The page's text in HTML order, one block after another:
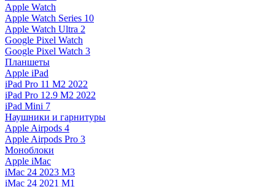
Apple Watch
Apple Watch Series 10
Apple Watch Ultra 2
Google Pixel Watch
Google Pixel Watch 3
Планшеты
Apple iPad
iPad Pro 11 M2 2022
iPad Pro 12.9 M2 2022
iPad Mini 7
Наушники и гарнитуры
Apple Airpods 4
Apple Airpods Pro 3
Моноблоки
Apple iMac
iMac 24 2023 M3
iMac 24 2021 M1